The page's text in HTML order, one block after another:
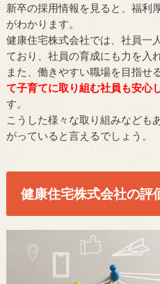
新卒の採用情報を見ると、福利
がわかります。
健康住宅株式会社では、社員一
ており、社員の育成にも力を入
また、働きやすい職場を目指せ
て子育てに取り組む社員も安心
す。
こうした様々な取り組みなども
がっていると言えるでしょう。
健康住宅株式会社の評